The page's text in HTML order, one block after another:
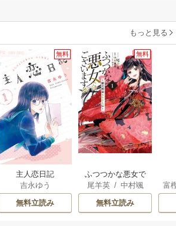
もっと見る
無料
主人恋日記
吉永ゆう
無料立読み
無料
ふつつかな悪女で
はございますが ～
雛宮蝶鼠とりかえ
伝～
尾羊英/ 中村颯
/ ゆき哉
無料立読み
富